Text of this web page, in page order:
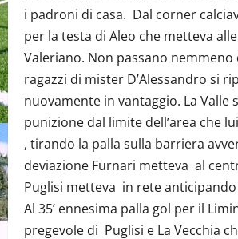
i padroni di casa. Dal corner
per la testa di Aleo che metteva
Valeriano. Non passano
ragazzi di mister D’Alessandro si
nuovamente in vantaggio. La Valle
punizione dal limite dell’area che
, tirando la palla sulla barriera
deviazione Furnari metteva al
Puglisi metteva in rete
Al 35’ ennesima palla gol per il
pregevole di Puglisi e La Vecchia